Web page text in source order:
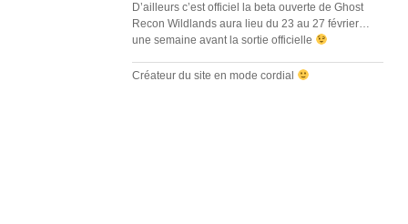
D’ailleurs c’est officiel la beta ouverte de Ghost
Recon Wildlands aura lieu du 23 au 27 février…
une semaine avant la sortie officielle
Créateur du site en mode cordial